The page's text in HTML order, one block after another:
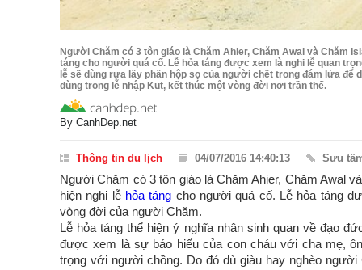
Người Chăm có 3 tôn giáo là Chăm Ahier, Chăm Awal và Chăm
táng cho người quá cố. Lễ hỏa táng được xem là nghi lễ quan
lễ sẽ dùng rựa lấy phần hộp sọ của người chết trong đám lửa để
dùng trong lễ nhập Kut, kết thúc một vòng đời nơi trần thế.
By CanhDep.net
Thông tin du lịch 04/07/2016 14:40:13 Sưu
Người Chăm có 3 tôn giáo là Chăm Ahier, Chăm Awal
hiện nghi lễ hỏa táng cho người quá cố. Lễ hỏa táng
vòng đời của người Chăm.
Lễ hỏa táng thể hiện ý nghĩa nhân sinh quan về đạo
được xem là sự báo hiếu của con cháu với cha mẹ,
trọng với người chồng. Do đó dù giàu hay nghèo